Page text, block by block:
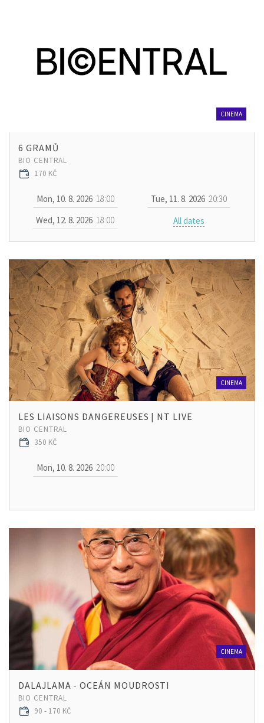
CINEMA
6 GRAMŮ
BIO CENTRAL
170 KČ
Mon, 10. 8. 2026 18:00 Tue, 11. 8. 2026 20:30
Wed, 12. 8. 2026 18:00 All dates
CINEMA
LES LIAISONS DANGEREUSES | NT LIVE
BIO CENTRAL
350 KČ
Mon, 10. 8. 2026 20:00
CINEMA
DALAJLAMA - OCEÁN MOUDROSTI
BIO CENTRAL
90 - 170 KČ